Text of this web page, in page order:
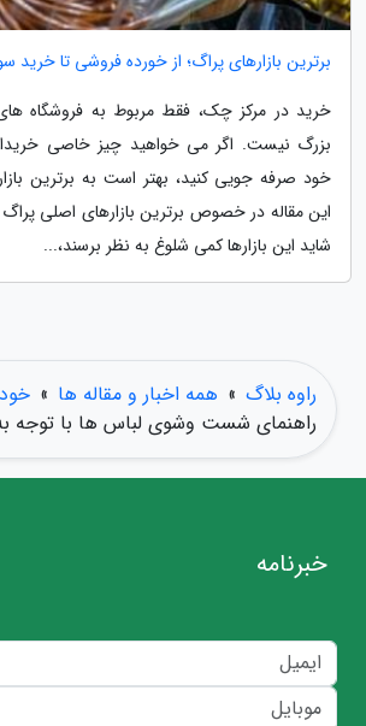
برترین بازارهای پراگ؛ از خورده فروشی تا خرید
خرید در مرکز چک، فقط مربوط به فروشگاه
بزرگ نیست. اگر می خواهید چیز خاصی
خود صرفه جویی کنید، بهتر است به برترین
این مقاله در خصوص برترین بازارهای اصلی
شاید این بازارها کمی شلوغ به نظر برسند،...
راوه بلاگ » همه اخبار و مقاله ها »
راهنمای شست وشوی لباس ها با توجه
خبرنامه